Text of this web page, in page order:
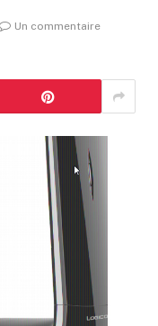
Un commentaire